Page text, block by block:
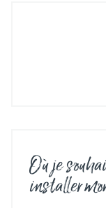
Où je
installer